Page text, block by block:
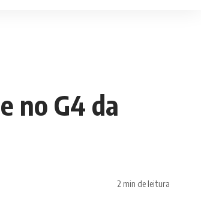
no G4 da
2 min de leitura